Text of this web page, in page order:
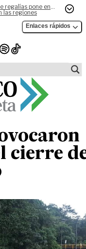
regalías pone en
las regiones
Enlaces rápidos
cierre